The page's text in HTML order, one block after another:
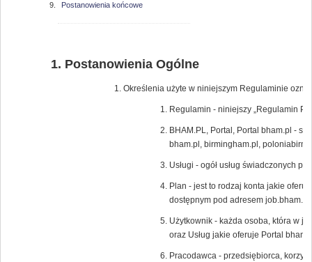
Postanowienia końcowe
Postanowienia Ogólne
Określenia użyte w niniejszym Regulaminie
Regulamin - niniejszy „Regulamin
BHAM.PL, Portal, Portal bham.pl -
bham.pl, birmingham.pl,
Usługi - ogół usług świadczonych
Plan - jest to rodzaj konta jakie
dostępnym pod adresem job.bham.pl.
Użytkownik - każda osoba, która w
oraz Usług jakie oferuje Portal
Pracodawca - przedsiębiorca,